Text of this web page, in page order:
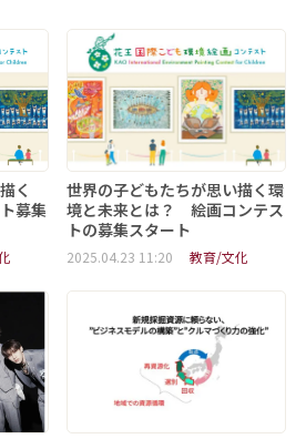
く
募集
世界の子どもたちが思い描く環
境と未来とは？ 絵画コンテス
トの募集スタート
2025.04.23 11:20 教育/文化